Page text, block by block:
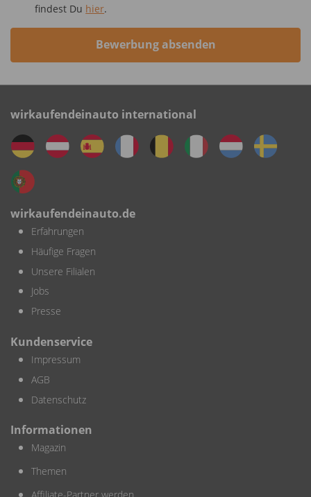
findest Du hier.
Bewerbung absenden
wirkaufendeinauto international
wirkaufendeinauto.de
Erfahrungen
Häufige Fragen
Unsere Filialen
Jobs
Presse
Kundenservice
Impressum
AGB
Datenschutz
Informationen
Magazin
Themen
Affiliate-Partner werden